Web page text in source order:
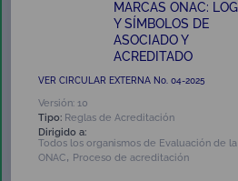
MARCAS ONAC:
Y SÍMBOLOS DE
ASOCIADO Y
ACREDITADO
VER CIRCULAR EXTERNA No. 04-2025
Versión: 10
Tipo: Reglas de Acreditación
Dirigido a:
Todos los organismos de Evaluación de
ONAC, Proceso de acreditación